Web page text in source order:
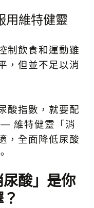
用維特健靈
制飲食和運動雖
，但並不足以消
酸指數，就要配
維特健靈「消
，全面降低尿酸
酸」是你